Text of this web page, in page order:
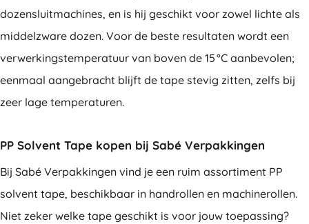
dozensluitmachines, en is hij geschikt voor zowel lichte als
middelzware dozen. Voor de beste resultaten wordt een
verwerkingstemperatuur van boven de 15 °C aanbevolen;
eenmaal aangebracht blijft de tape stevig zitten, zelfs bij
zeer lage temperaturen.
PP Solvent Tape kopen bij Sabé Verpakkingen
Bij Sabé Verpakkingen vind je een ruim assortiment PP
solvent tape, beschikbaar in handrollen en machinerollen.
Niet zeker welke tape geschikt is voor jouw toepassing?